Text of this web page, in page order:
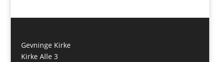
Gevninge Kirke
Kirke Alle 3